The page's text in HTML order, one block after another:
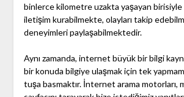
binlerce kilometre uzakta yaşayan birisiyle
iletişim kurabilmekte, olayları takip
deneyimleri paylaşabilmektedir.
Aynı zamanda, internet büyük bir bilgi
bir konuda bilgiye ulaşmak için tek
tuşa basmaktır. İnternet arama motorları,